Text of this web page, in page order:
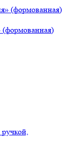
(формованная)